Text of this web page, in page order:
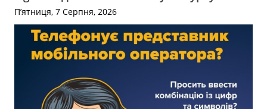
П’ятниця, 7 Серпня, 2026